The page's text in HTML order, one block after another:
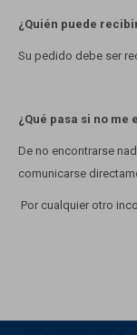
¿Quién puede
Su pedido debe ser
¿Qué pasa si no
De no encontrarse
comunicarse
Por cualquier otro